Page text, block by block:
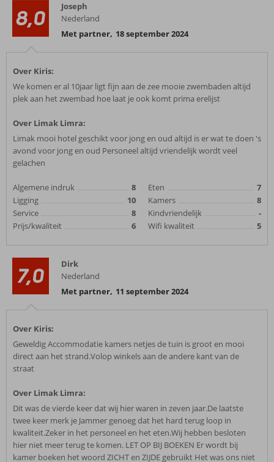
8,0
Joseph
Nederland
Met partner, 18 september 2024
Over Kiris:
We komen er al 10jaar ligt fijn aan de zee mooie zwembaden altijd
plek aan het zwembad hoe laat je ook komt prima erelijst
Over Limak Limra:
Limak mooi hotel geschikt voor jong en oud altijd is er wat te doen 's
avond voor jong en oud Personeel altijd vriendelijk wordt veel
gelachen
Algemene indruk
8
Ligging
10
Service
8
Prijs/kwaliteit
6
Eten
7
Kamers
8
Kindvriendelijk
-
Wifi kwaliteit
5
7,0
Dirk
Nederland
Met partner, 11 september 2024
Over Kiris:
Geweldig Accommodatie kamers netjes de tuin is groot en mooi
direct aan het strand.Volop winkels aan de andere kant van de
straat
Over Limak Limra:
Dit was de vierde keer dat wij hier waren in zeven jaar.De laatste
twee keer merk je Jammer genoeg dat het hard terug loop in
kwaliteit.Zeker in het personeel en het eten.Wij hebben besloten
hier niet meer terug te komen. LET OP BIJ BOEKEN Er wordt bij
kamer boeken het woord ZICHT en ZIJDE gebruikt Het was ons niet